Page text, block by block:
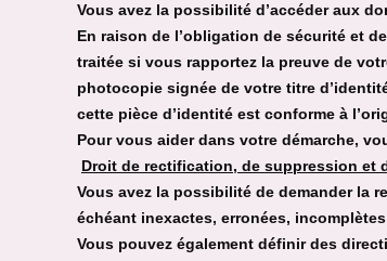
Vous avez la possibilité d’accéder aux
En raison de l’obligation de sécurité et
traitée si vous rapportez la preuve de
photocopie signée de votre titre
cette pièce d’identité est conforme à
Pour vous aider dans votre démarche,
Droit de rectification, de suppression et
Vous avez la possibilité de demander la
échéant inexactes, erronées,
Vous pouvez également définir des